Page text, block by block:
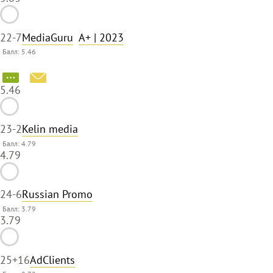
22-7MediaGuru A+ | 2023
Балл: 5.46
5.46
23-2Kelin media
Балл: 4.79
4.79
24-6Russian Promo
Балл: 3.79
3.79
25+16AdClients